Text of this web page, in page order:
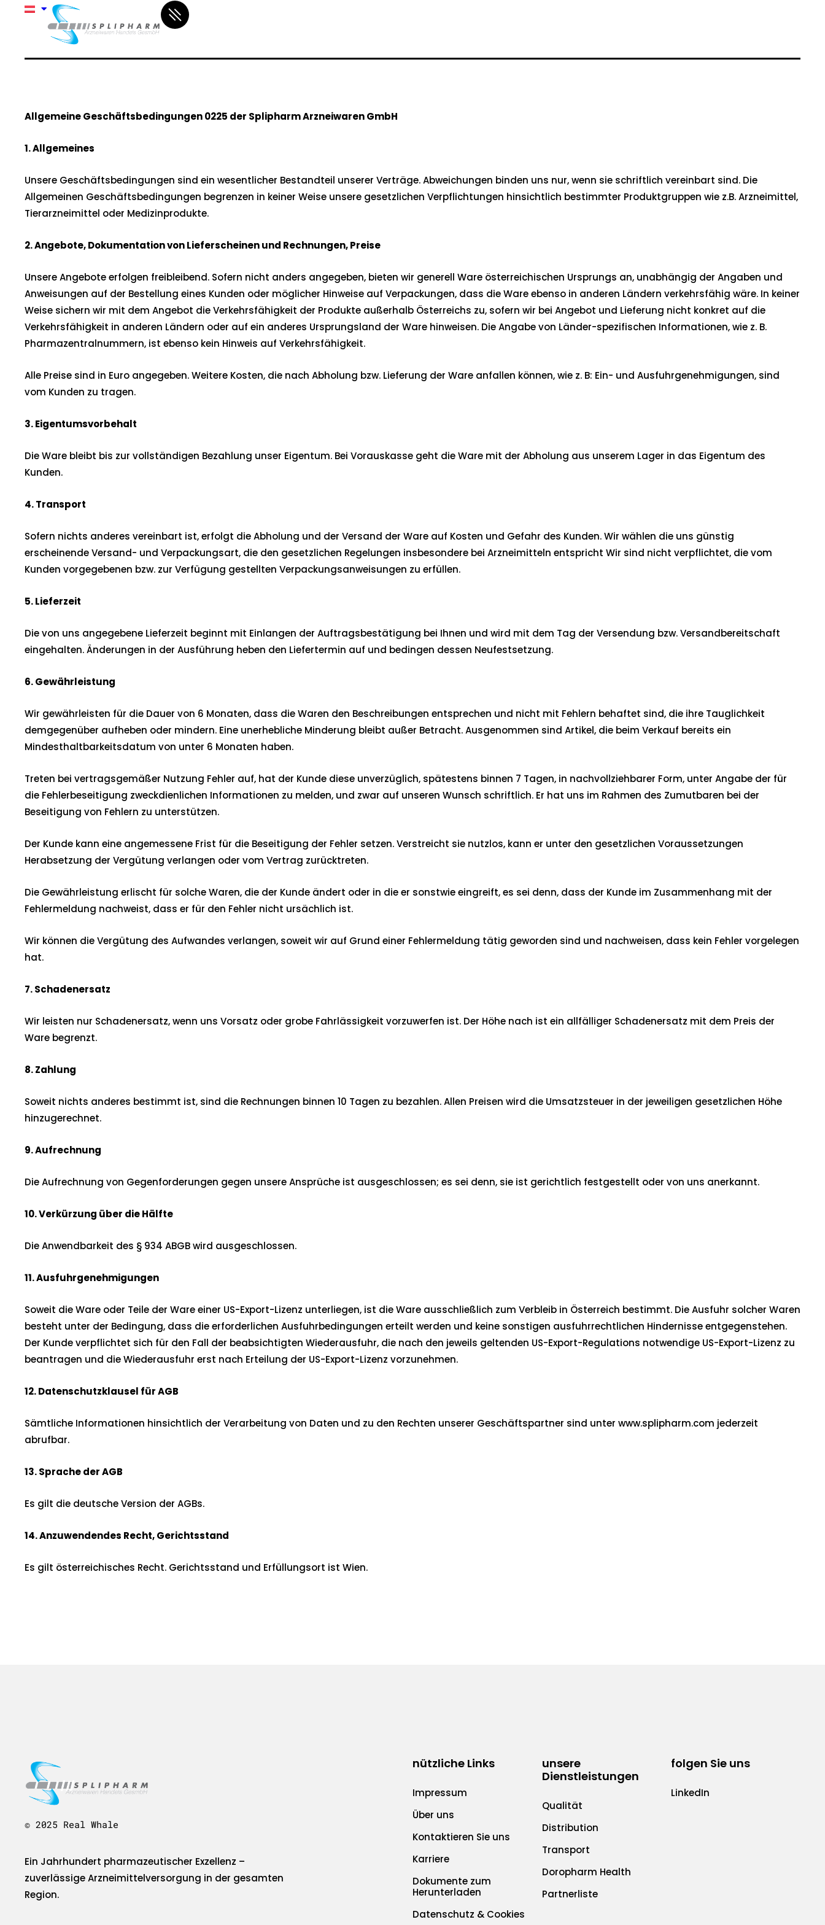
Allgemeine Geschäftsbedingungen 0225 der Splipharm Arzneiwaren GmbH
1. Allgemeines
Unsere Geschäftsbedingungen sind ein wesentlicher Bestandteil unserer Verträge. Abweichungen binden uns nur, wenn sie schriftlich vereinbart sind. Die
Allgemeinen Geschäftsbedingungen begrenzen in keiner Weise unsere gesetzlichen Verpflichtungen hinsichtlich bestimmter Produktgruppen wie z.B. Arzneimittel,
Tierarzneimittel oder Medizinprodukte.
2. Angebote, Dokumentation von Lieferscheinen und Rechnungen, Preise
Unsere Angebote erfolgen freibleibend. Sofern nicht anders angegeben, bieten wir generell Ware österreichischen Ursprungs an, unabhängig der Angaben und
Anweisungen auf der Bestellung eines Kunden oder möglicher Hinweise auf Verpackungen, dass die Ware ebenso in anderen Ländern verkehrsfähig wäre. In keiner
Weise sichern wir mit dem Angebot die Verkehrsfähigkeit der Produkte außerhalb Österreichs zu, sofern wir bei Angebot und Lieferung nicht konkret auf die
Verkehrsfähigkeit in anderen Ländern oder auf ein anderes Ursprungsland der Ware hinweisen. Die Angabe von Länder-spezifischen Informationen, wie z. B.
Pharmazentralnummern, ist ebenso kein Hinweis auf Verkehrsfähigkeit.
Alle Preise sind in Euro angegeben. Weitere Kosten, die nach Abholung bzw. Lieferung der Ware anfallen können, wie z. B: Ein- und Ausfuhrgenehmigungen, sind
vom Kunden zu tragen.
3. Eigentumsvorbehalt
Die Ware bleibt bis zur vollständigen Bezahlung unser Eigentum. Bei Vorauskasse geht die Ware mit der Abholung aus unserem Lager in das Eigentum des
Kunden.
4. Transport
Sofern nichts anderes vereinbart ist, erfolgt die Abholung und der Versand der Ware auf Kosten und Gefahr des Kunden. Wir wählen die uns günstig
erscheinende Versand- und Verpackungsart, die den gesetzlichen Regelungen insbesondere bei Arzneimitteln entspricht Wir sind nicht verpflichtet, die vom
Kunden vorgegebenen bzw. zur Verfügung gestellten Verpackungsanweisungen zu erfüllen.
5. Lieferzeit
Die von uns angegebene Lieferzeit beginnt mit Einlangen der Auftragsbestätigung bei Ihnen und wird mit dem Tag der Versendung bzw. Versandbereitschaft
eingehalten. Änderungen in der Ausführung heben den Liefertermin auf und bedingen dessen Neufestsetzung.
6. Gewährleistung
Wir gewährleisten für die Dauer von 6 Monaten, dass die Waren den Beschreibungen entsprechen und nicht mit Fehlern behaftet sind, die ihre Tauglichkeit
demgegenüber aufheben oder mindern. Eine unerhebliche Minderung bleibt außer Betracht. Ausgenommen sind Artikel, die beim Verkauf bereits ein
Mindesthaltbarkeitsdatum von unter 6 Monaten haben.
Treten bei vertragsgemäßer Nutzung Fehler auf, hat der Kunde diese unverzüglich, spätestens binnen 7 Tagen, in nachvollziehbarer Form, unter Angabe der für
die Fehlerbeseitigung zweckdienlichen Informationen zu melden, und zwar auf unseren Wunsch schriftlich. Er hat uns im Rahmen des Zumutbaren bei der
Beseitigung von Fehlern zu unterstützen.
Der Kunde kann eine angemessene Frist für die Beseitigung der Fehler setzen. Verstreicht sie nutzlos, kann er unter den gesetzlichen Voraussetzungen
Herabsetzung der Vergütung verlangen oder vom Vertrag zurücktreten.
Die Gewährleistung erlischt für solche Waren, die der Kunde ändert oder in die er sonstwie eingreift, es sei denn, dass der Kunde im Zusammenhang mit der
Fehlermeldung nachweist, dass er für den Fehler nicht ursächlich ist.
Wir können die Vergütung des Aufwandes verlangen, soweit wir auf Grund einer Fehlermeldung tätig geworden sind und nachweisen, dass kein Fehler vorgelegen
hat.
7. Schadenersatz
Wir leisten nur Schadenersatz, wenn uns Vorsatz oder grobe Fahrlässigkeit vorzuwerfen ist. Der Höhe nach ist ein allfälliger Schadenersatz mit dem Preis der
Ware begrenzt.
8. Zahlung
Soweit nichts anderes bestimmt ist, sind die Rechnungen binnen 10 Tagen zu bezahlen. Allen Preisen wird die Umsatzsteuer in der jeweiligen gesetzlichen Höhe
hinzugerechnet.
9. Aufrechnung
Die Aufrechnung von Gegenforderungen gegen unsere Ansprüche ist ausgeschlossen; es sei denn, sie ist gerichtlich festgestellt oder von uns anerkannt.
10.Verkürzung über die Hälfte
Die Anwendbarkeit des § 934 ABGB wird ausgeschlossen.
11. Ausfuhrgenehmigungen
Soweit die Ware oder Teile der Ware einer US-Export-Lizenz unterliegen, ist die Ware ausschließlich zum Verbleib in Österreich bestimmt. Die Ausfuhr solcher Waren
besteht unter der Bedingung, dass die erforderlichen Ausfuhrbedingungen erteilt werden und keine sonstigen ausfuhrrechtlichen Hindernisse entgegenstehen.
Der Kunde verpflichtet sich für den Fall der beabsichtigten Wiederausfuhr, die nach den jeweils geltenden US-Export-Regulations notwendige US-Export-Lizenz zu
beantragen und die Wiederausfuhr erst nach Erteilung der US-Export-Lizenz vorzunehmen.
12. Datenschutzklausel für AGB
Sämtliche Informationen hinsichtlich der Verarbeitung von Daten und zu den Rechten unserer Geschäftspartner sind unter www.splipharm.com jederzeit
abrufbar.
13. Sprache der AGB
Es gilt die deutsche Version der AGBs.
14. Anzuwendendes Recht, Gerichtsstand
Es gilt österreichisches Recht. Gerichtsstand und Erfüllungsort ist Wien.
© 2025 Real Whale
Ein Jahrhundert pharmazeutischer Exzellenz –
zuverlässige Arzneimittelversorgung in der gesamten
Region.
nützliche Links
Impressum
Über uns
Kontaktieren Sie uns
Karriere
Dokumente zum
Herunterladen
Datenschutz & Cookies
unsere
Dienstleistungen
Qualität
Distribution
Transport
Doropharm Health
Partnerliste
folgen Sie uns
LinkedIn